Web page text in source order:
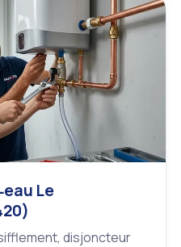
Le
disjoncteur